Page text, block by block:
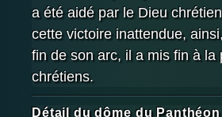
a été aidé par le Dieu
cette victoire inattendue,
fin de son arc, il a mis fin à la
chrétiens.
Détail du dôme du Panthéon